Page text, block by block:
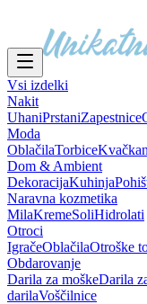
Vsi izdelki
Nakit
UhaniPrstaniZapestnice
Moda
OblačilaTorbice
Dom & Ambient
DekoracijaKuhinja
Naravna kozmetika
MilaKremeSoliHidrolati
Otroci
IgračeOblačilaOtroške
Obdarovanje
Darila za moškeDarila
darilaVoščilnice